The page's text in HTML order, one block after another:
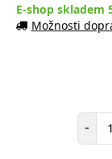
E-shop skladem
Možnosti
-